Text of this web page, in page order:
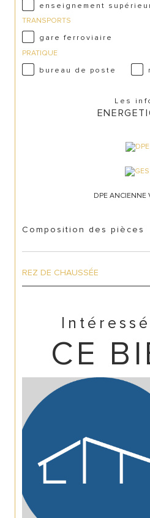
enseignement
TRANSPORTS
gare ferroviaire
PRATIQUE
bureau de poste
Les
DPE ANCIENNE
Composition des pièces
REZ DE CHAUSSÉE
CE